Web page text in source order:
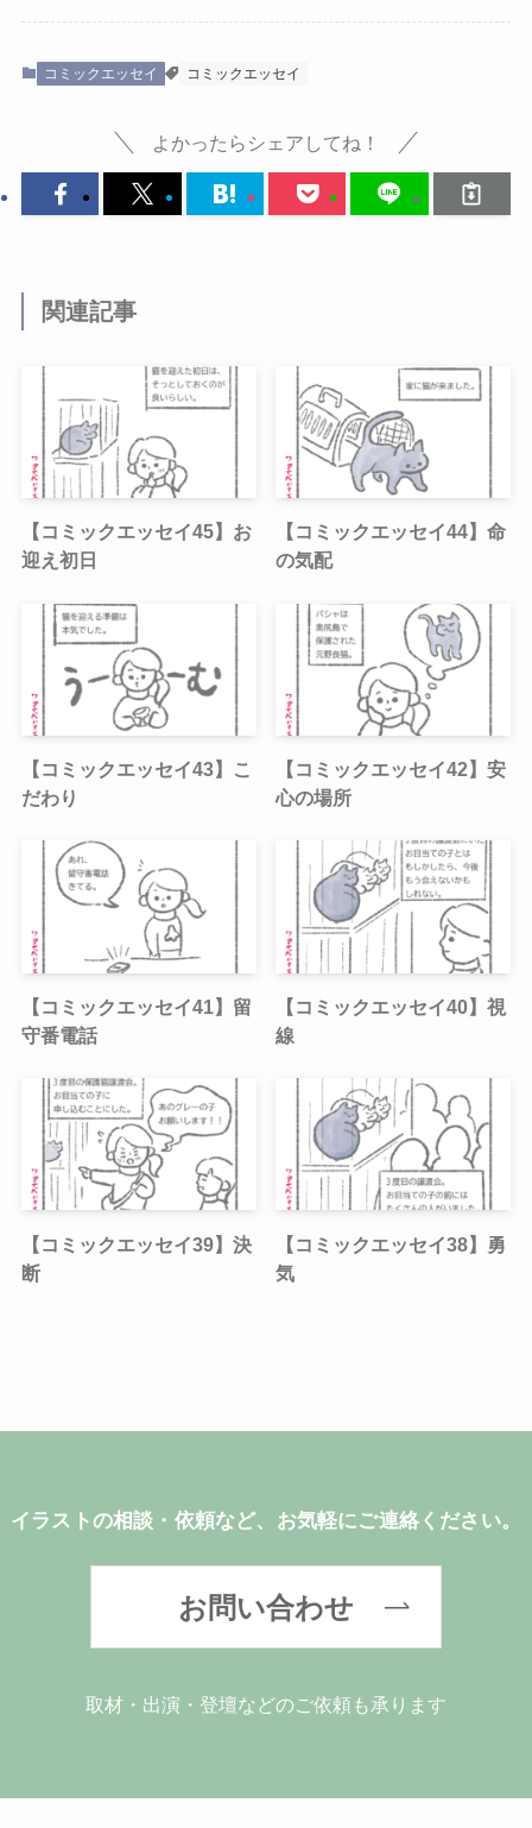
コミックエッセイ コミックエッセイ
よかったらシェアしてね！
関連記事
【コミックエッセイ45】お
迎え初日
【コミックエッセイ44】命
の気配
【コミックエッセイ43】こ
だわり
【コミックエッセイ42】安
心の場所
【コミックエッセイ41】留
守番電話
【コミックエッセイ40】視
線
【コミックエッセイ39】決
断
【コミックエッセイ38】勇
気
イラストの相談・依頼など、お気軽にご連絡ください。
お問い合わせ
取材・出演・登壇などのご依頼も承ります